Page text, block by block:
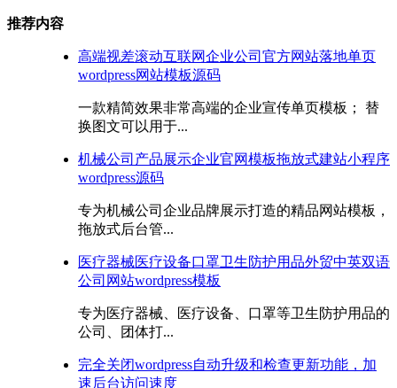
推荐内容
高端视差滚动互联网企业公司官方网站落地单页
wordpress网站模板源码
一款精简效果非常高端的企业宣传单页模板； 替
换图文可以用于...
机械公司产品展示企业官网模板拖放式建站小程序
wordpress源码
专为机械公司企业品牌展示打造的精品网站模板，
拖放式后台管...
医疗器械医疗设备口罩卫生防护用品外贸中英双语
公司网站wordpress模板
专为医疗器械、医疗设备、口罩等卫生防护用品的
公司、团体打...
完全关闭wordpress自动升级和检查更新功能，加
速后台访问速度